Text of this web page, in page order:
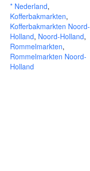
* Nederland,
Kofferbakmarkten,
Kofferbakmarkten Noord-
Holland, Noord-Holland,
Rommelmarkten,
Rommelmarkten Noord-
Holland